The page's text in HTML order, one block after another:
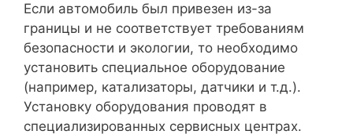
Если автомобиль был привезен из-за
границы и не соответствует требованиям
безопасности и экологии, то необходимо
установить специальное оборудование
(например, катализаторы, датчики и т.д.).
Установку оборудования проводят в
специализированных сервисных центрах.